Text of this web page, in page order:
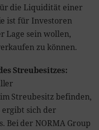
die Liquidität einer
ist für Investoren
Lage sein wollen,
zu können.
Streubesitzes:
Streubesitz befinden,
sich der
Bei der NORMA Group